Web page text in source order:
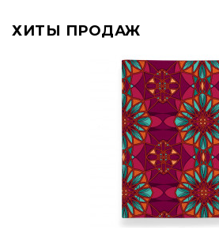
ХИТЫ ПРОДАЖ